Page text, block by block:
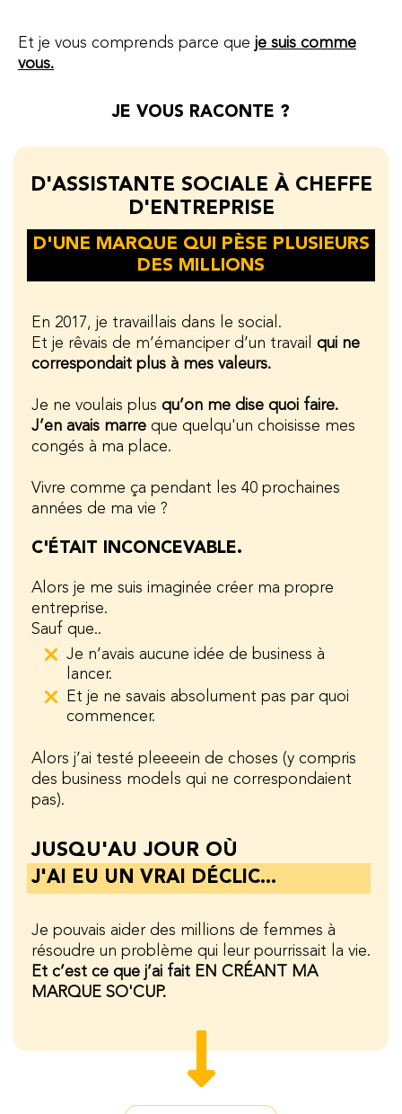
Et je vous comprends parce que je suis comme
vous.
JE VOUS RACONTE ?
D'ASSISTANTE SOCIALE À CHEFFE
D'ENTREPRISE
D'UNE MARQUE QUI PÈSE PLUSIEURS
DES MILLIONS
En 2017, je travaillais dans le social.
Et je rêvais de m’émanciper d’un travail qui ne
correspondait plus à mes valeurs.
Je ne voulais plus qu’on me dise quoi faire.
J’en avais marre que quelqu'un choisisse mes
congés à ma place.
Vivre comme ça pendant les 40 prochaines
années de ma vie ?
C'ÉTAIT INCONCEVABLE.
Alors je me suis imaginée créer ma propre
entreprise.
Sauf que..
Je n’avais aucune idée de business à
lancer.
Et je ne savais absolument pas par quoi
commencer.
Alors j’ai testé pleeeein de choses (y compris
des business models qui ne correspondaient
pas).
JUSQU'AU JOUR OÙ
J'AI EU UN VRAI DÉCLIC...
Je pouvais aider des millions de femmes à
résoudre un problème qui leur pourrissait la vie.
Et c’est ce que j’ai fait EN CRÉANT MA
MARQUE SO'CUP.